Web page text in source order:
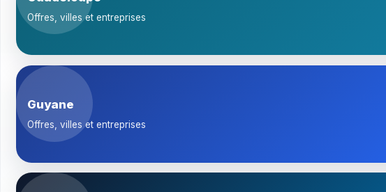
Offres, villes et entreprises
Guyane
Offres, villes et entreprises